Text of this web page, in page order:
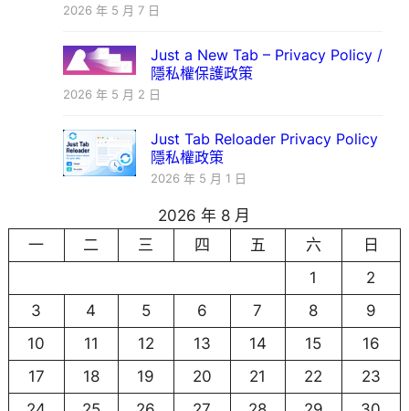
2026 年 5 月 7 日
Just a New Tab – Privacy Policy /
隱私權保護政策
2026 年 5 月 2 日
Just Tab Reloader Privacy Policy
隱私權政策
2026 年 5 月 1 日
2026 年 8 月
一
二 三 四 五 六
日
1
2
3
4 5 6 7 8
9
10
11 12 13 14 15
16
17
18 19 20 21 22
23